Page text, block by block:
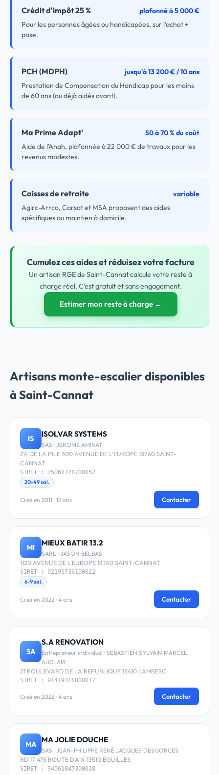
Crédit d'impôt 25 %
plafonné à 5 000 €
Pour les personnes âgées ou handicapées, sur l'achat +
pose.
PCH (MDPH)
jusqu'à 13 200 € / 10 ans
Prestation de Compensation du Handicap pour les moins
de 60 ans (ou déjà aidés avant).
Ma Prime Adapt'
50 à 70 % du coût
Aide de l'Anah, plafonnée à 22 000 € de travaux pour les
revenus modestes.
Caisses de retraite
variable
Agirc-Arrco, Carsat et MSA proposent des aides
spécifiques au maintien à domicile.
Cumulez ces aides et réduisez votre facture
Un artisan RGE de Saint-Cannat calcule votre reste à
charge réel. C'est gratuit et sans engagement.
Estimer mon reste à charge →
Artisans monte-escalier disponibles
à Saint-Cannat
IS ISOLVAR SYSTEMS
SAS · JEROME AMIRAT
ZA DE LA PILE 300 AVENUE DE L'EUROPE 13760 SAINT-
CANNAT
SIRET : 75068728700052
20-49 sal.
Créé en 2011 · 15 ans Contacter
MI MIEUX BATIR 13.2
SARL · JASON BELBAS
1120 AVENUE DE L'EUROPE 13760 SAINT-CANNAT
SIRET : 92195736100022
6-9 sal.
Créé en 2022 · 4 ans Contacter
SA
S.A RENOVATION
Entrepreneur individuel · SEBASTIEN SYLVAIN MARCEL
AUCLAIR
21 BOULEVARD DE LA REPUBLIQUE 13410 LAMBESC
SIRET : 91419318000017
Créé en 2022 · 4 ans Contacter
MA MA JOLIE DOUCHE
SAS · JEAN-PHILIPPE RENÉ JACQUES DESGORCES
RD 17 475 ROUTE D'AIX 13510 EGUILLES
SIRET : 94061847300018